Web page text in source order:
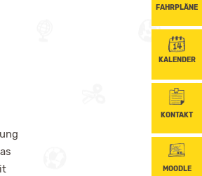
FAHRPLÄNE
KALENDER
KONTAKT
MOODLE